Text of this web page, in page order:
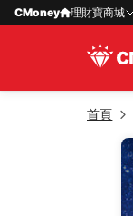
CMoney 理財寶商城
首頁